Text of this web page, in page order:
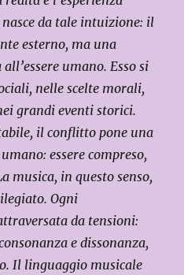
da tale intuizione: il
esterno, ma una
umano. Esso si
nelle scelte morali,
grandi eventi storici.
il conflitto pone una
essere compreso,
musica, in questo senso,
Ogni
da tensioni:
e dissonanza,
Il linguaggio musicale